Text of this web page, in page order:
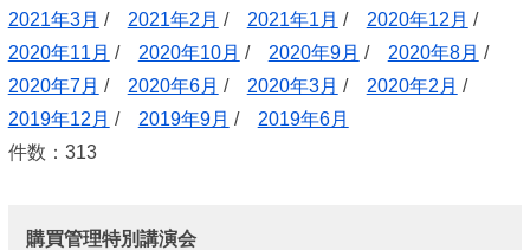
2021年3月 / 2021年2月 / 2021年1月 / 2020年12月 /
2020年11月 / 2020年10月 / 2020年9月 / 2020年8月 /
2020年7月 / 2020年6月 / 2020年3月 / 2020年2月 /
2019年12月 / 2019年9月 / 2019年6月
件数：313
購買管理特別講演会